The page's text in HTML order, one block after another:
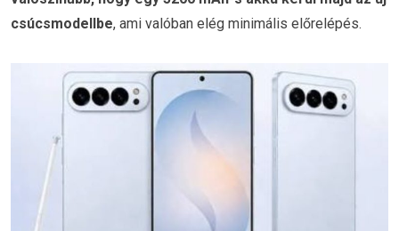
csúcsmodellbe, ami valóban elég minimális előrelépés.